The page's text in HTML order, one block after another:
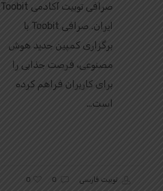
صرافی توبیت آکادمی Toobit
ایران. صرافی Toobit با
برگزاری کمپین جدید هوش
مصنوعی، فرصت جذابی را
برای کاربران فراهم کرده
است…
توبیت فارسی 0